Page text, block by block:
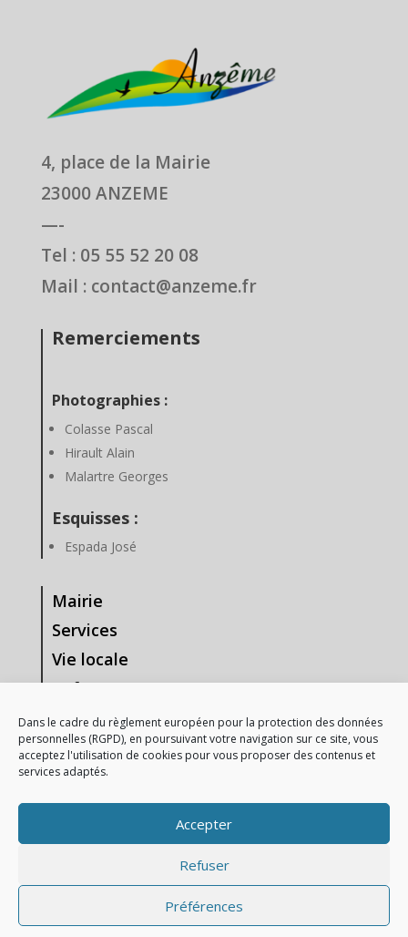
Dans le cadre du règlement européen pour la protection des données
personnelles (RGPD), en poursuivant votre navigation sur ce site, vous
acceptez l'utilisation de cookies pour vous proposer des contenus et
services adaptés.
Accepter
Refuser
Préférences
4, place de la Mairie
23000 ANZEME
—-
Tel : 05 55 52 20 08
Mail : contact@anzeme.fr
Remerciements
Photographies :
Colasse Pascal
Hirault Alain
Malartre Georges
Esquisses :
Espada José
Mairie
Services
Vie locale
Enfance & Jeunesse
Tourisme & Loisirs
Vie Associative
—-
Mentions Légales
Gestion des données personnelles
2021 – Mairie d’Anzeme | Réalisation :
Stratégie Web et création de sites internet